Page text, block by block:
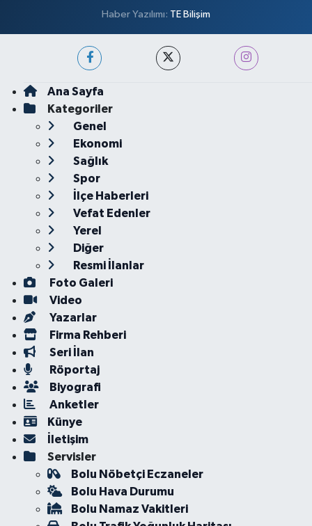
Haber Yazılımı: TE Bilişim
Ana Sayfa
Kategoriler
Genel
Ekonomi
Sağlık
Spor
İlçe Haberleri
Vefat Edenler
Yerel
Diğer
Resmi İlanlar
Foto Galeri
Video
Yazarlar
Firma Rehberi
Seri İlan
Röportaj
Biyografi
Anketler
Künye
İletişim
Servisler
Bolu Nöbetçi Eczaneler
Bolu Hava Durumu
Bolu Namaz Vakitleri